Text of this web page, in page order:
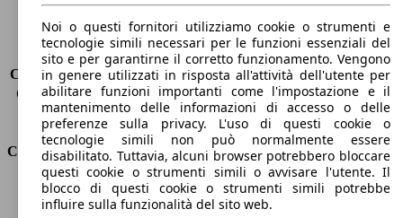
Sedili
5
Carico sul tetto
-
Capacità di traino (senza freni) -
Capacità di traino (con freni)
1500 kg
Volume del bagagliaio
432 - 1723 l
Consumi
Emissioni di CO2*
138 g/km (komb.)
Consumo (urbano)
6.1 l/100km
Noi o questi fornitori utilizziamo cookie o strumenti e
tecnologie simili necessari per le funzioni essenziali del
sito e per garantirne il corretto funzionamento. Vengono
in genere utilizzati in risposta all'attività dell'utente per
abilitare funzioni importanti come l'impostazione e il
mantenimento delle informazioni di accesso o delle
preferenze sulla privacy. L'uso di questi cookie o
tecnologie simili non può normalmente essere
disabilitato. Tuttavia, alcuni browser potrebbero bloccare
questi cookie o strumenti simili o avvisare l'utente. Il
blocco di questi cookie o strumenti simili potrebbe
influire sulla funzionalità del sito web.